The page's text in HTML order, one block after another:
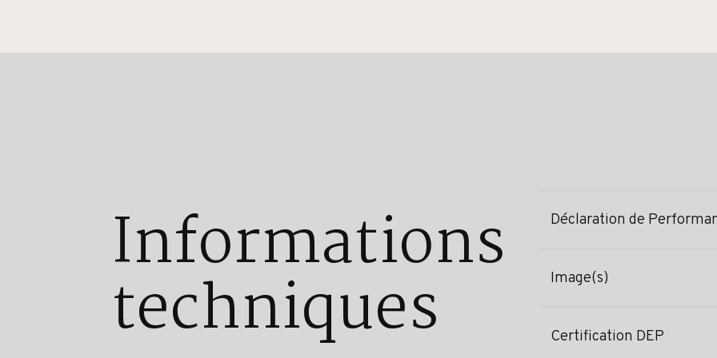
Informations
techniques
Déclaration de
Image(s)
Certification DEP